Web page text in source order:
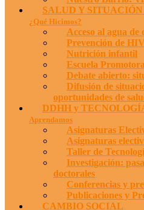
SALUD Y
¿Qué Hicimos?
Acceso al agua de
Prevención de HIV
Nutrición infantil
Escuela
Debate abierto:
Difusión de
oportunidades de
DDHH y
Aprendamos
Asignaturas
Asignaturas
Taller de
Investigación:
doctorales
Conferencias y
Publicaciones y
CAMBIO SOCIAL